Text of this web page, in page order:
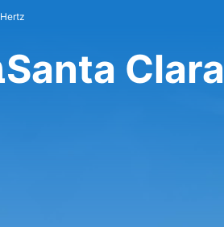
השכרת רכב Hertz
חברת Hertz בSanta Clara